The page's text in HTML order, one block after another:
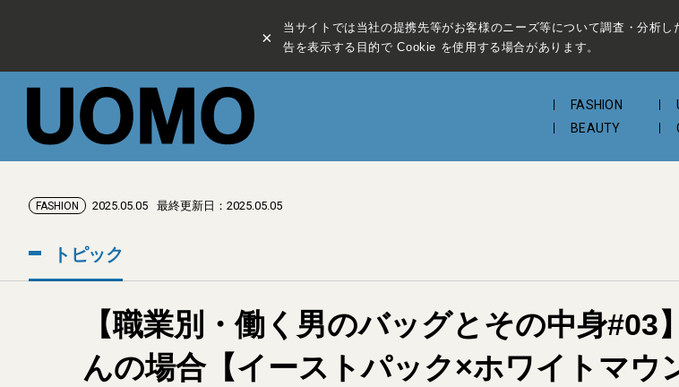
×
当サイトでは当社の提携先等がお客様のニーズ等について調査・分析し
告を表示する目的で Cookie を使用する場合があります。
FASHION
BEAUTY
FASHION 2025.05.05 最終更新日：2025.05.05
トピック
【職業別・働く男のバッグとその中身
んの場合【イーストパック×ホワイトマウ